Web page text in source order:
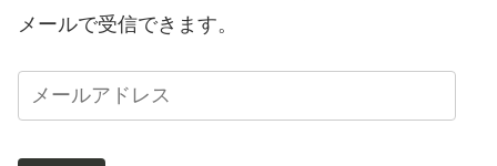
メールで受信できます。